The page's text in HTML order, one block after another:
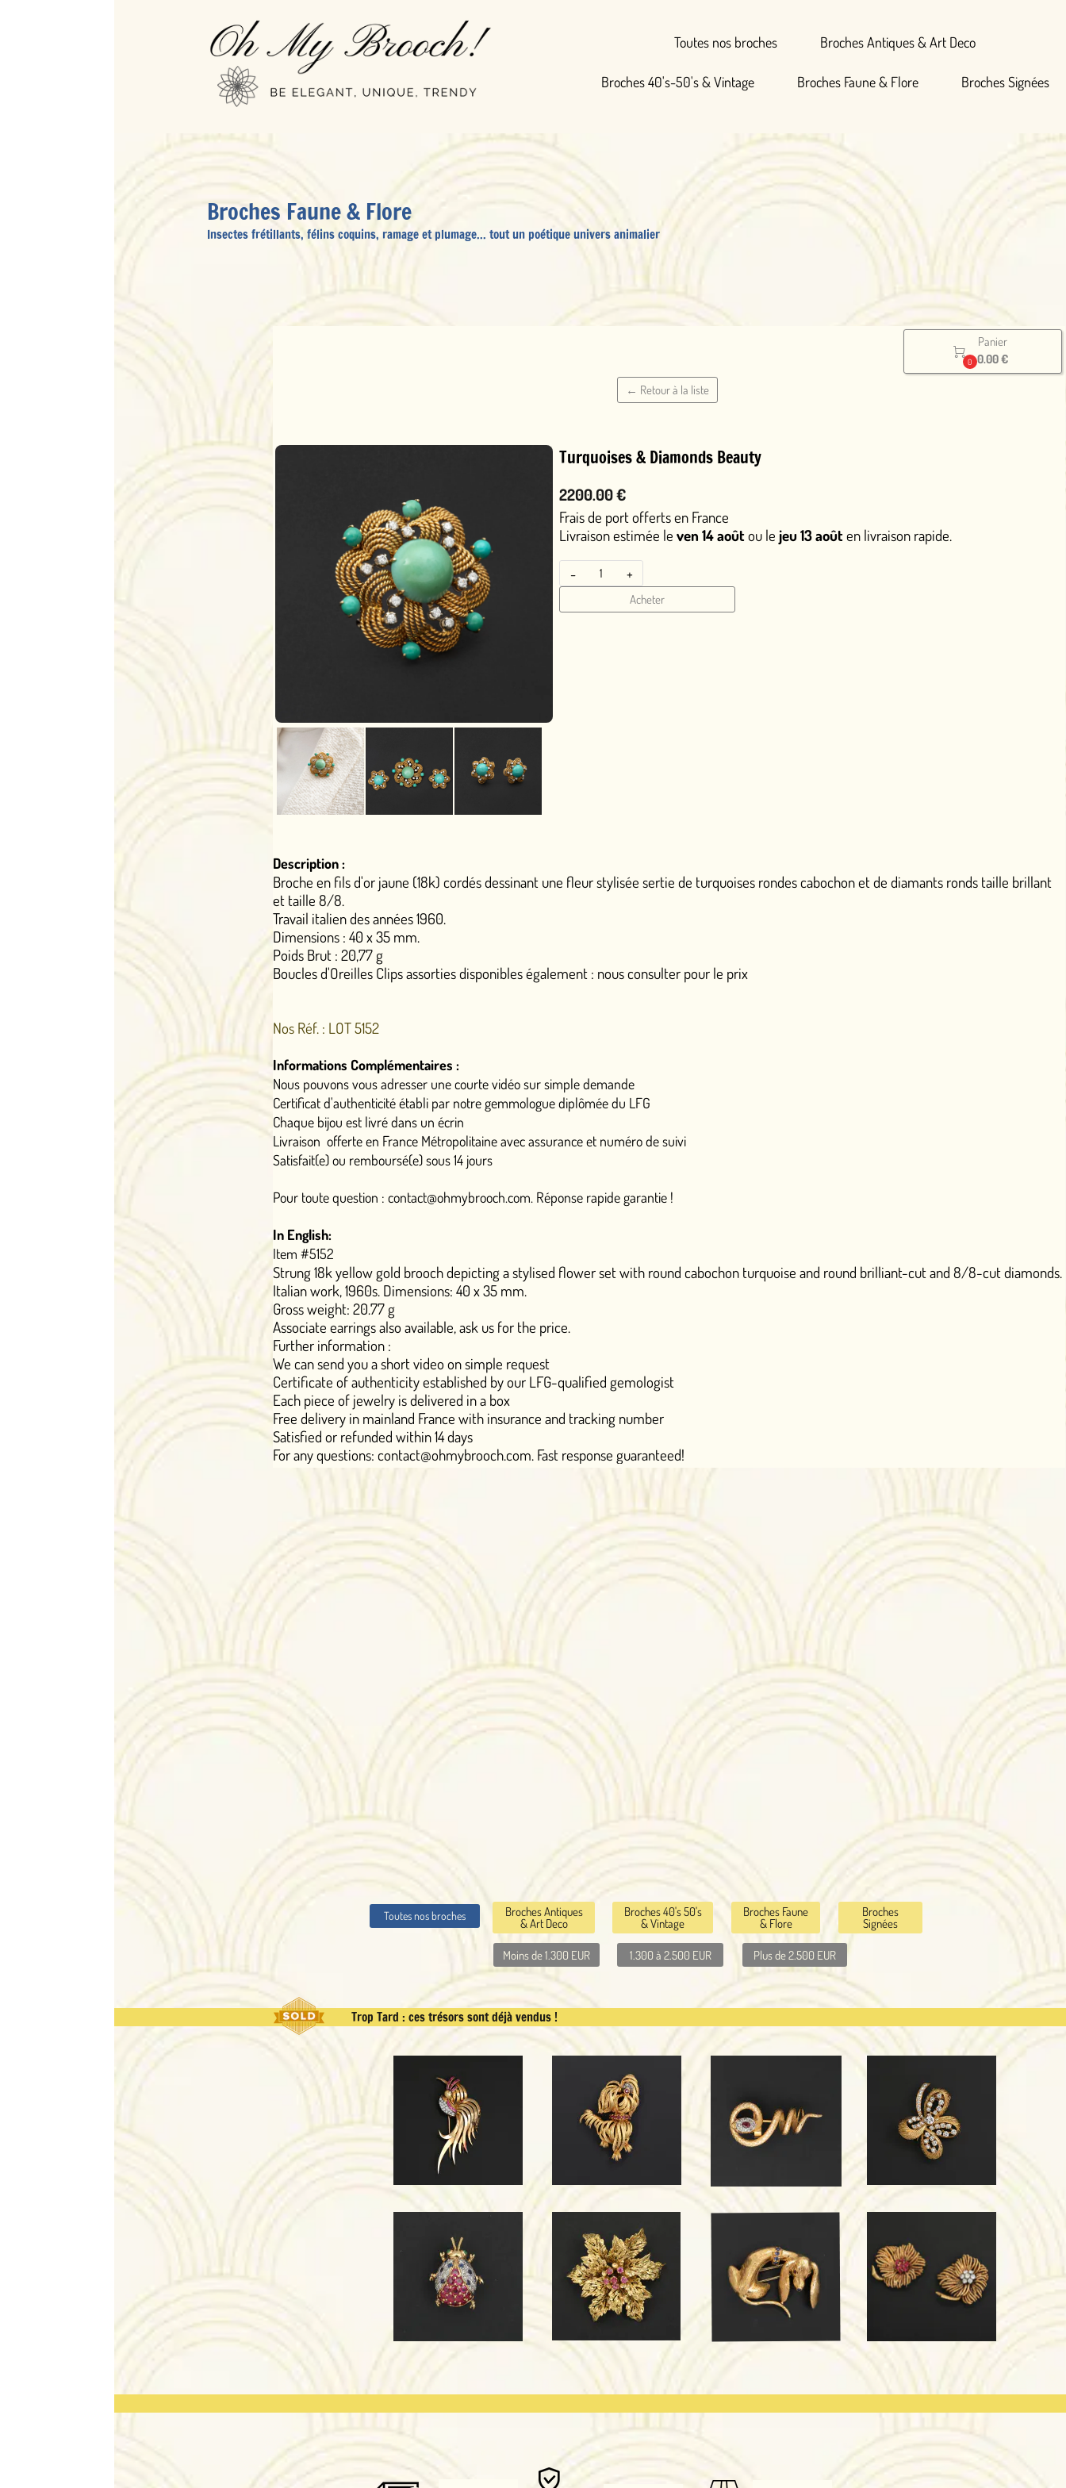
Broches Antiques & Art Deco
Broches 40's-50's & Vintage Broches Faune & Flore Broches Signées
Broches Faune & Flore
Insectes frétillants, félins coquins, ramage et plumage... tout un poétique univers animalier
Turquoises & Diamonds Beauty
Frais de port offerts en France
Livraison estimée leven 14 aoûtou lejeu 13 aoûten livraison rapide.
-
Broche en fils d'or jaune (18k) cordés dessinant une fleur stylisée sertie de turquoises rondes cabochon et de diamants ronds taille brillant
Travail italien des années 1960.
Dimensions : 40 x 35 mm.​
Poids Brut : 20,77 g​
Boucles d'Oreilles Clips assorties disponibles également : nous consulter pour le prix
Nos Réf. : LOT 5152
Informations Complémentaires :
Nous pouvons vous adresser une courte vidéo sur simple demande
Certificat d'authenticité établi par notre gemmologue diplômée du LFG
Chaque bijou est livré dans un écrin
Livraison offerte en France Métropolitaine avec assurance et numéro de suivi
Satisfait(e) ou remboursé(e) sous 14 jours
Pour toute question : contact@ohmybrooch.com. Réponse rapide garantie !
Strung 18k yellow gold brooch depicting a stylised flower set with round cabochon turquoise and round brilliant-cut and 8/8-cut diamonds.
Italian work, 1960s. Dimensions: 40 x 35 mm.
Gross weight: 20.77 g
Associate earrings also available, ask us for the price.
Further information :
We can send you a short video on simple request
Certificate of authenticity established by our LFG-qualified gemologist
Each piece of jewelry is delivered in a box
Free delivery in mainland France with insurance and tracking number
Satisfied or refunded within 14 days
For any questions: contact@ohmybrooch.com. Fast response guaranteed!
Broches
Signées
Broches Antiques
& Art Deco
Broches Faune
& Flore
Broches 40's 50's
& Vintage
Plus de 2.500 EUR
1.300 à 2.500 EUR
Trop Tard : ces trésors sont déjà vendus !